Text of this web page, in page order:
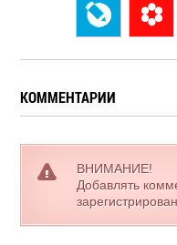
КОММЕНТАРИИ
ВНИМАНИЕ!
Добавлять